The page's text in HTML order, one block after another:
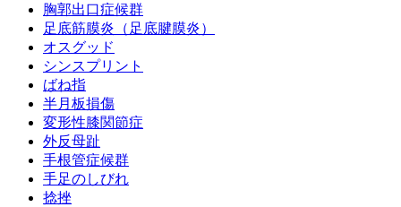
胸郭出口症候群
足底筋膜炎（足底腱膜炎）
オスグッド
シンスプリント
ばね指
半月板損傷
変形性膝関節症
外反母趾
手根管症候群
手足のしびれ
捻挫